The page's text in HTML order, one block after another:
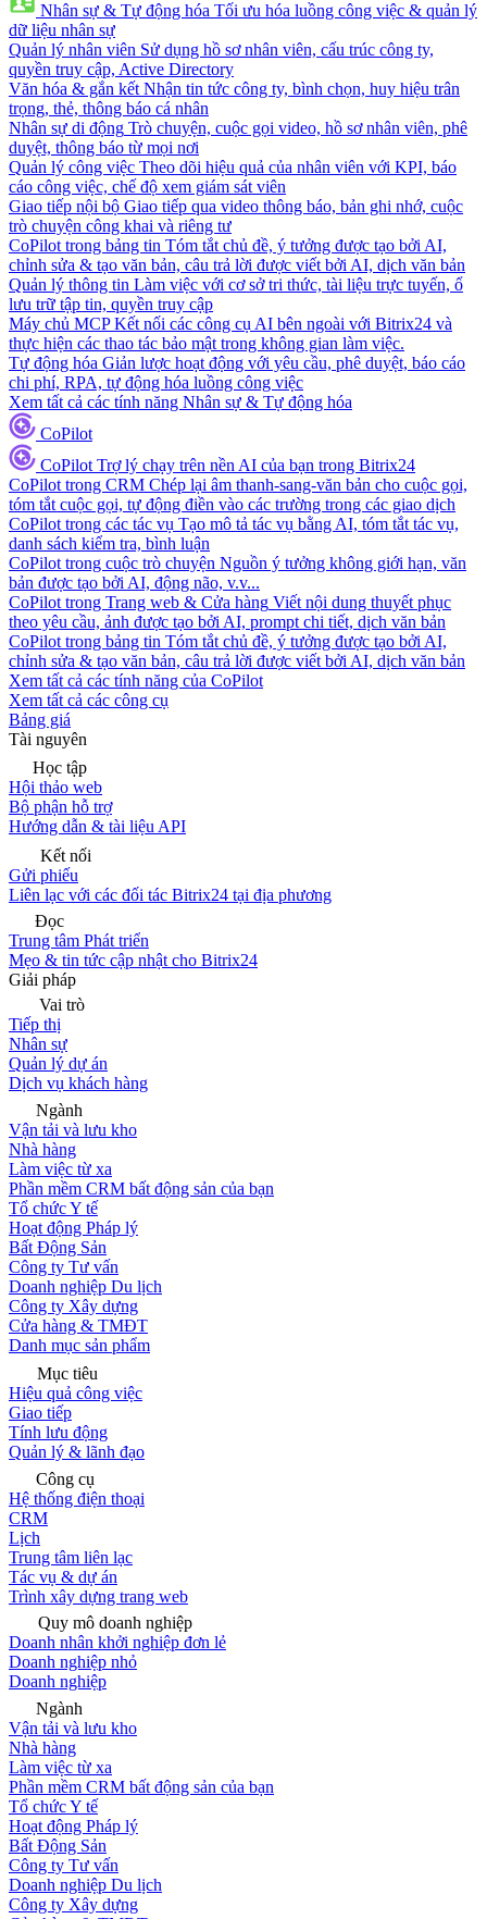
Nhân sự & Tự động hóa Tối ưu hóa luồng công việc & quản lý
dữ liệu nhân sự
Quản lý nhân viên Sử dụng hồ sơ nhân viên, cấu trúc công ty,
quyền truy cập, Active Directory
Văn hóa & gắn kết Nhận tin tức công ty, bình chọn, huy hiệu trân
trọng, thẻ, thông báo cá nhân
Nhân sự di động Trò chuyện, cuộc gọi video, hồ sơ nhân viên, phê
duyệt, thông báo từ mọi nơi
Quản lý công việc Theo dõi hiệu quả của nhân viên với KPI, báo
cáo công việc, chế độ xem giám sát viên
Giao tiếp nội bộ Giao tiếp qua video thông báo, bản ghi nhớ, cuộc
trò chuyện công khai và riêng tư
CoPilot trong bảng tin Tóm tắt chủ đề, ý tưởng được tạo bởi AI,
chỉnh sửa & tạo văn bản, câu trả lời được viết bởi AI, dịch văn bản
Quản lý thông tin Làm việc với cơ sở tri thức, tài liệu trực tuyến, ổ
lưu trữ tập tin, quyền truy cập
Máy chủ MCP Kết nối các công cụ AI bên ngoài với Bitrix24 và
thực hiện các thao tác bảo mật trong không gian làm việc.
Tự động hóa Giản lược hoạt động với yêu cầu, phê duyệt, báo cáo
chi phí, RPA, tự động hóa luồng công việc
Xem tất cả các tính năng Nhân sự & Tự động hóa
CoPilot
CoPilot Trợ lý chạy trên nền AI của bạn trong Bitrix24
CoPilot trong CRM Chép lại âm thanh-sang-văn bản cho cuộc gọi,
tóm tắt cuộc gọi, tự động điền vào các trường trong các giao dịch
CoPilot trong các tác vụ Tạo mô tả tác vụ bằng AI, tóm tắt tác vụ,
danh sách kiểm tra, bình luận
CoPilot trong cuộc trò chuyện Nguồn ý tưởng không giới hạn, văn
bản được tạo bởi AI, động não, v.v...
CoPilot trong Trang web & Cửa hàng Viết nội dung thuyết phục
theo yêu cầu, ảnh được tạo bởi AI, prompt chi tiết, dịch văn bản
CoPilot trong bảng tin Tóm tắt chủ đề, ý tưởng được tạo bởi AI,
chỉnh sửa & tạo văn bản, câu trả lời được viết bởi AI, dịch văn bản
Xem tất cả các tính năng của CoPilot
Xem tất cả các công cụ
Bảng giá
Tài nguyên
Học tập
Hội thảo web
Bộ phận hỗ trợ
Hướng dẫn & tài liệu API
Kết nối
Gửi phiếu
Liên lạc với các đối tác Bitrix24 tại địa phương
Đọc
Trung tâm Phát triển
Mẹo & tin tức cập nhật cho Bitrix24
Giải pháp
Vai trò
Tiếp thị
Nhân sự
Quản lý dự án
Dịch vụ khách hàng
Ngành
Vận tải và lưu kho
Nhà hàng
Làm việc từ xa
Phần mềm CRM bất động sản của bạn
Tổ chức Y tế
Hoạt động Pháp lý
Bất Động Sản
Công ty Tư vấn
Doanh nghiệp Du lịch
Công ty Xây dựng
Cửa hàng & TMĐT
Danh mục sản phẩm
Mục tiêu
Hiệu quả công việc
Giao tiếp
Tính lưu động
Quản lý & lãnh đạo
Công cụ
Hệ thống điện thoại
CRM
Lịch
Trung tâm liên lạc
Tác vụ & dự án
Trình xây dựng trang web
Quy mô doanh nghiệp
Doanh nhân khởi nghiệp đơn lẻ
Doanh nghiệp nhỏ
Doanh nghiệp
Ngành
Vận tải và lưu kho
Nhà hàng
Làm việc từ xa
Phần mềm CRM bất động sản của bạn
Tổ chức Y tế
Hoạt động Pháp lý
Bất Động Sản
Công ty Tư vấn
Doanh nghiệp Du lịch
Công ty Xây dựng